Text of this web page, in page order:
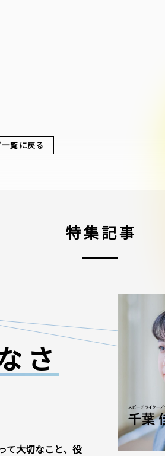
一覧に戻る
特集記事
さ
て大切なこと、役